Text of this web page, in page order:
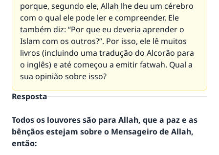
porque, segundo ele, Allah lhe deu um cérebro
com o qual ele pode ler e compreender. Ele
também diz: “Por que eu deveria aprender o
Islam com os outros?”. Por isso, ele lê muitos
livros (incluindo uma tradução do Alcorão para
o inglês) e até começou a emitir fatwah. Qual a
sua opinião sobre isso?
Resposta
Todos os louvores são para Allah, que a paz e as
bênçãos estejam sobre o Mensageiro de Allah,
então: